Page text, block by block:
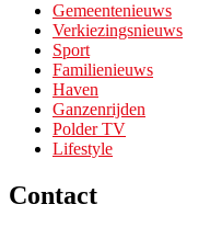
Gemeentenieuws
Verkiezingsnieuws
Sport
Familienieuws
Haven
Ganzenrijden
Polder TV
Lifestyle
Contact